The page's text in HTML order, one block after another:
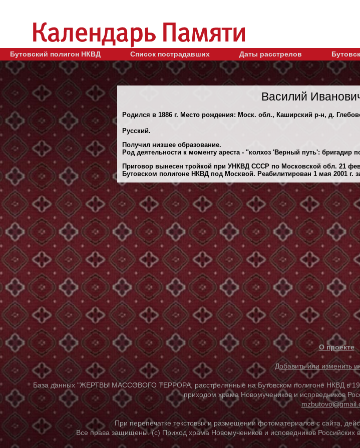
Бутовский полигон НКВД Список пострадавших Даты расстрелов
Василий
Родился в 1886 г. Место рождения: Моск. обл., Каширский р-н, д.
Русский.
Получил низшее образование.
Род деятельности к моменту ареста - "колхоз 'Верный путь': бригадир
Приговор вынесен тройкой при УНКВД СССР по Московской обл. 21
Бутовском полигоне НКВД под Москвой. Реабилитирован 1 мая 2001 г.
О проекте
Добавить или изменить
База данных "ЖЕРТВЫ МАССОВОГО ТЕРРОРА, расстрелянные на Бутовском полигоне НКВД в
приходом храма Новомучеников и исповедников
При перепечатке текстовых и размещении фотоматериалов с сайта,
Все права защищены. (с) Приход храма Новомучеников и исповедников